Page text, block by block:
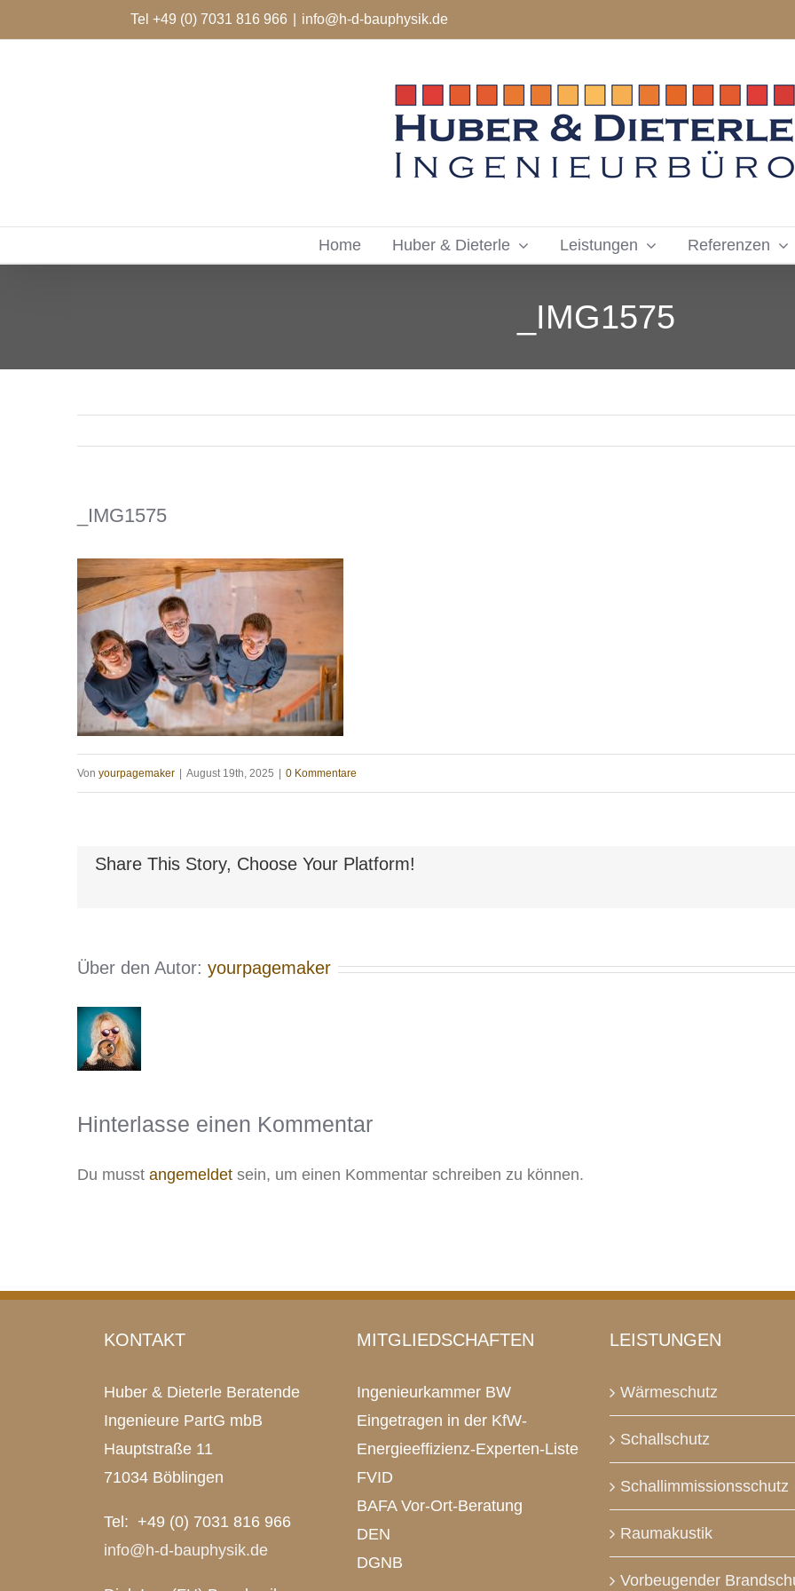
Inhalt
Tel +49 (0) 7031 816 966 info@h-d-bauphysik.de
Home Huber & Dieterle Leistungen Referenzen
_IMG1575
_IMG1575
Von yourpagemaker August 19th, 2025 0 Kommentare
Share This Story, Choose Your Platform!
Über den Autor: yourpagemaker
Hinterlasse einen Kommentar
Du musst angemeldet sein, um einen Kommentar schreiben zu können.
KONTAKT
Huber & Dieterle Beratende
Ingenieure PartG mbB
Hauptstraße 11
71034 Böblingen
Tel: +49 (0) 7031 816 966
info@h-d-bauphysik.de
MITGLIEDSCHAFTEN
Ingenieurkammer BW
Eingetragen in der KfW-
Energieeffizienz-Experten-Liste
FVID
BAFA Vor-Ort-Beratung
DEN
DGNB
LEISTUNGEN
Wärmeschutz
Schallschutz
Schallimmissionsschutz
Raumakustik
Vorbeugender